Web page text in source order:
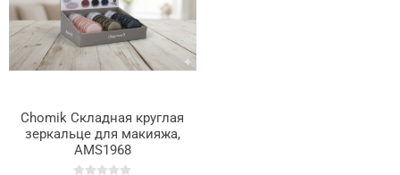
Chomik Складная круглая
зеркальце для макияжа,
AMS1968